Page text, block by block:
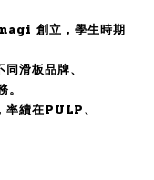
創立，學生時期
滑板品牌、
續在PULP、